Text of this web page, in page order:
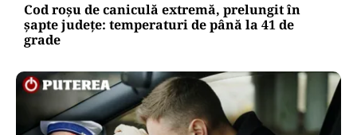
Cod roșu de caniculă extremă, prelungit în
șapte județe: temperaturi de până la 41 de
grade